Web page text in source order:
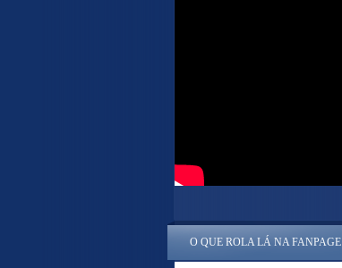
O QUE ROLA LÁ NA FANPAGE